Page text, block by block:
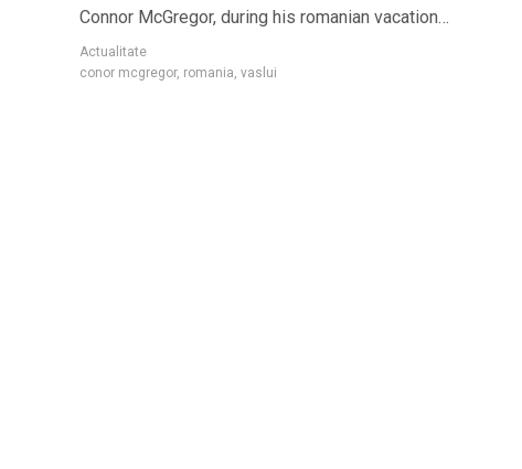
Connor McGregor, during his romanian vacation…
Actualitate
conor mcgregor, romania, vaslui